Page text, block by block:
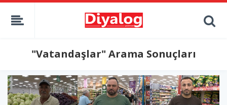
"Vatandaşlar" Arama Sonuçları